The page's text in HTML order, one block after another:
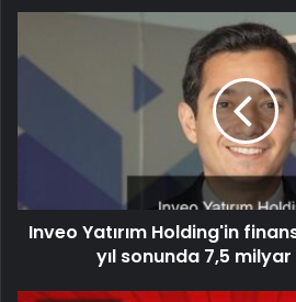
Inveo Yatırım Holding'in
yıl sonunda 7,5 milyar